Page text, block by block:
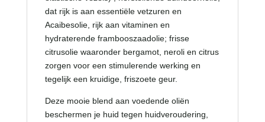
dat rijk is aan essentiële vetzuren en
Acaibesolie, rijk aan vitaminen en
hydraterende frambooszaadolie; frisse
citrusolie waaronder bergamot, neroli en citrus
zorgen voor een stimulerende werking en
tegelijk een kruidige, friszoete geur.
Deze mooie blend aan voedende oliën
beschermen je huid tegen huidveroudering,